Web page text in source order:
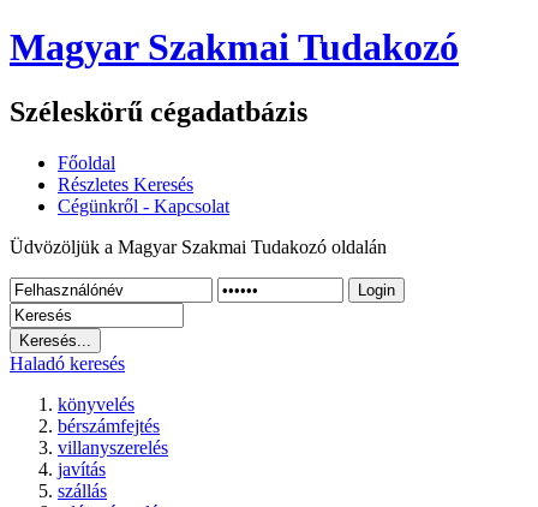
Magyar Szakmai Tudakozó
Széleskörű cégadatbázis
Főoldal
Részletes Keresés
Cégünkről - Kapcsolat
Üdvözöljük a Magyar Szakmai Tudakozó oldalán
Login
Haladó keresés
könyvelés
bérszámfejtés
villanyszerelés
javítás
szállás